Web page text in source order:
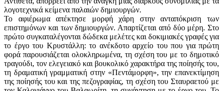
λογοτεχνικά κείμενα παλαιών δημιουργών.
Το αφιέρωμα απέκτησε μορφή χάρη στην ανταπόκριση των
επιστημόνων και των δημιουργών. Απαρτίζεται από δύο μέρη. Στο
πρώτο συγκαταλέγονται δώδεκα μελέτες και δοκιμιακές γραφές για
το έργο του Κρυστάλλη: το ανέκδοτο αρχείο του που για πρώτη
φορά παρουσιάζεται ολοκληρωμένα, τη σχέση του με το δημοτικό
τραγούδι, τον ελεγειακό και βουκολικό χαρακτήρα της ποίησής του,
τη δραματική γραμματική στην «Πεντάμορφη», την επανεκτίμηση
της ποίησής του και της πεζογραφίας, τη σχέση του Σταυραετού με